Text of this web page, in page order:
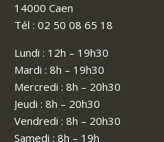
14000 Caen
Tél : 02 50 08 65 18
Lundi : 12h – 19h30
Mardi : 8h – 19h30
Mercredi : 8h – 20h30
Jeudi : 8h – 20h30
Vendredi : 8h – 20h30
Samedi : 8h – 19h